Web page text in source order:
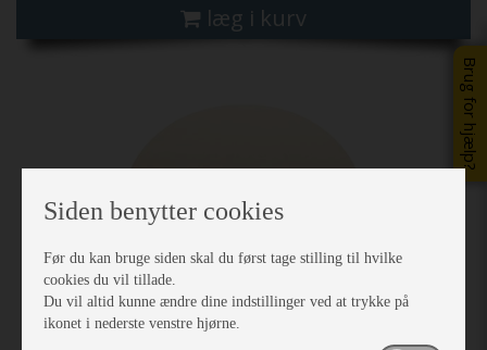
Brug for hjælp?
læg i kurv
Siden benytter cookies
Før du kan bruge siden skal du først tage stilling til hvilke
cookies du vil tillade.
Du vil altid kunne ændre dine indstillinger ved at trykke på
ikonet i nederste venstre hjørne.